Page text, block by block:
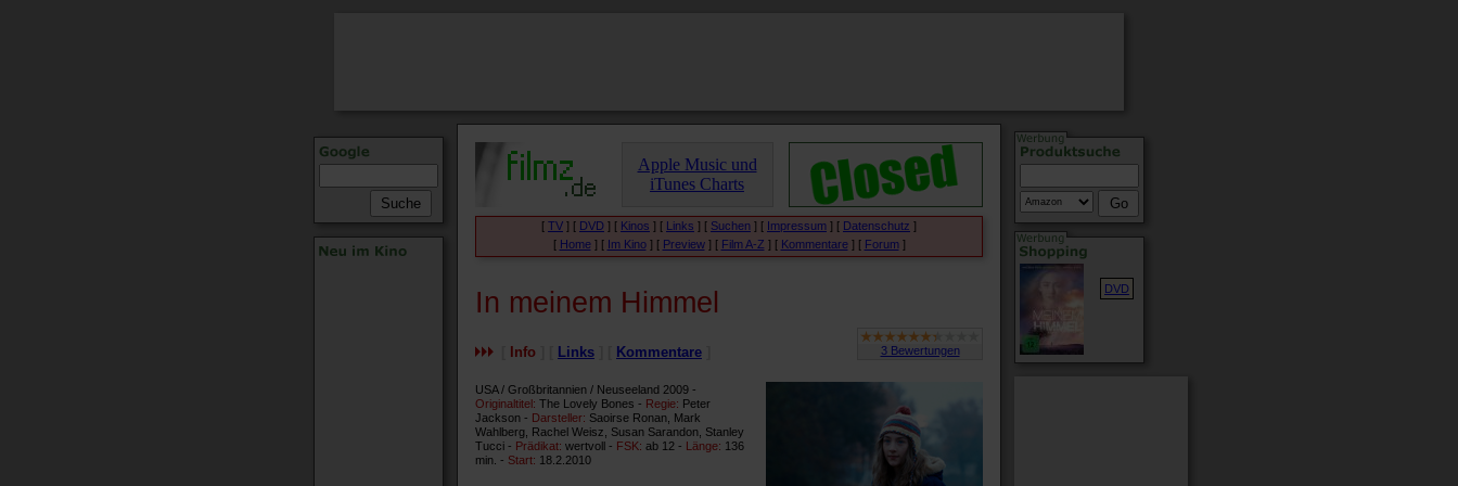
Apple Music und
iTunes Charts
[ TV ] [ DVD ] [ Kinos ] [ Links ] [ Suchen ] [ Impressum ] [ Datenschutz ]
[ Home] [ Im Kino] [ Preview] [ Film A-Z ] [ Kommentare] [ Forum]
In meinem Himmel
Info Links Kommentare
USA / Großbritannien / Neuseeland 2009 -
Originaltitel: The Lovely Bones - Regie: Peter
Jackson - Darsteller: Saoirse Ronan, Mark
Wahlberg, Rachel Weisz, Susan Sarandon, Stanley
Tucci - Prädikat: wertvoll - FSK: ab 12 - Länge: 136
min. - Start: 18.2.2010